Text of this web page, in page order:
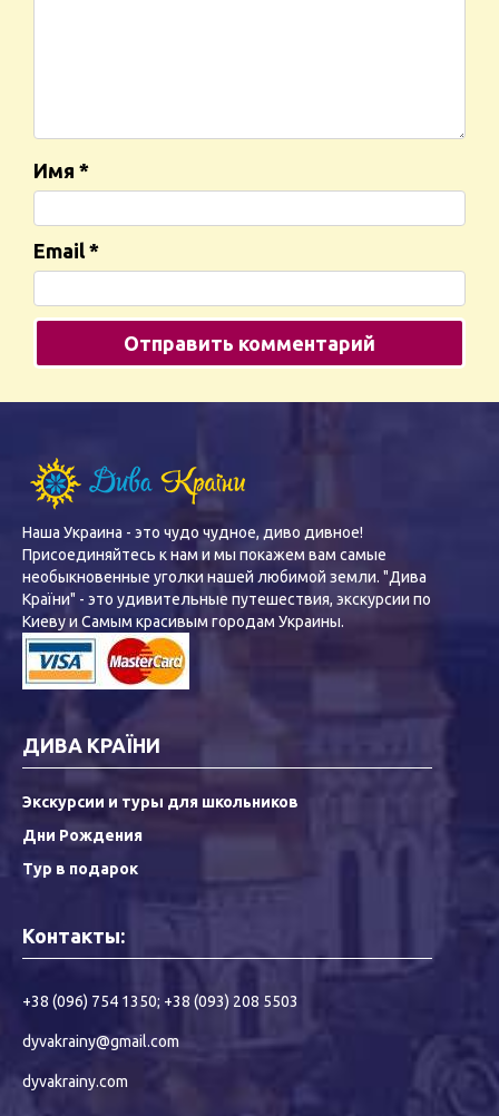
Имя *
Email *
Наша Украина - это чудо чудное, диво дивное!
Присоединяйтесь к нам и мы покажем вам самые
необыкновенные уголки нашей любимой земли. "Дива
Країни" - это удивительные путешествия, экскурсии по
Киеву и Самым красивым городам Украины.
ДИВА КРАЇНИ
Экскурсии и туры для школьников
Дни Рождения
Тур в подарок
Контакты:
+38 (096) 754 1350; +38 (093) 208 5503
dyvakrainy@gmail.com
dyvakrainy.com